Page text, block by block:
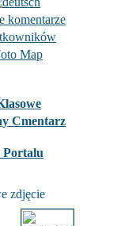
komentarze
Map
Cmentarz
Portalu
zdjęcie